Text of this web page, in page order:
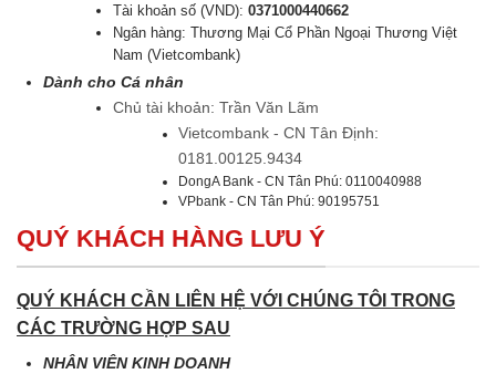
Tài khoản số (VND):0371000440662
Ngân hàng: Thương Mại Cổ Phần Ngoại Thương Việt
Nam (Vietcombank)
Dành cho Cá nhân
Chủ tài khoản: Trần Văn Lãm
Vietcombank - CN Tân Định:
0181.00125.9434
DongA Bank - CN Tân Phú: 0110040988
VPbank - CN Tân Phú: 90195751
QUÝ KHÁCH HÀNG LƯU Ý
QUÝ KHÁCH CẦN LIÊN HỆ VỚI CHÚNG TÔI TRONG
CÁC TRƯỜNG HỢP SAU
NHÂN VIÊN KINH DOANH